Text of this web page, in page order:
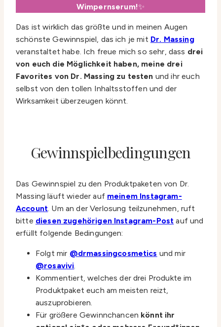
Wimpernserum!✨
Das ist wirklich das größte und in meinen Augen
schönste Gewinnspiel, das ich je mit Dr. Massing
veranstaltet habe. Ich freue mich so sehr, dass drei
von euch die Möglichkeit haben, meine drei
Favorites von Dr. Massing zu testen und ihr euch
selbst von den tollen Inhaltsstoffen und der
Wirksamkeit überzeugen könnt.
Gewinnspielbedingungen
Das Gewinnspiel zu den Produktpaketen von Dr.
Massing läuft wieder auf meinem Instagram-
Account. Um an der Verlosung teilzunehmen, ruft
bitte diesen zugehörigen Instagram-Post auf und
erfüllt folgende Bedingungen:
Folgt mir @drmassingcosmetics und mir
@rosavivi.
Kommentiert, welches der drei Produkte im
Produktpaket euch am meisten reizt,
auszuprobieren.
Für größere Gewinnchancen könnt ihr